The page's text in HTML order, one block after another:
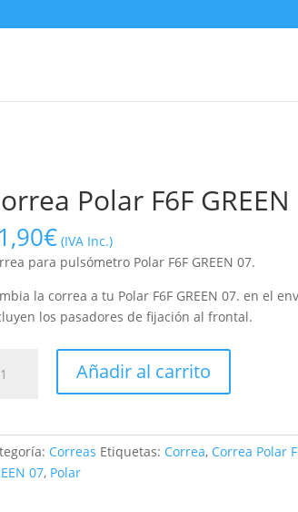
Polar F6F
€ (IVA Inc.)
para pulsómetro Polar F6F GREEN 07.
la correa a tu Polar F6F GREEN 07. en el
los pasadores de fijación al frontal.
Añadir al carrito
Correas Etiquetas: Correa, Correa Polar
07, Polar